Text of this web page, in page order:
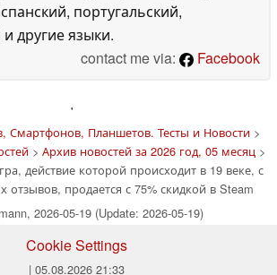
португальский,
другие языки.
contact me via:
Facebook
'
Смартфонов, Планшетов. Тесты и Новости>
> Архив новостей за 2026 год, 05 месяц>
действие которой происходит в 19 веке, с
отзывов, продается с 75% скидкой в Steam
2026-05-19 (Update: 2026-05-19)
Cookie Settings
| 05.08.2026 21:33